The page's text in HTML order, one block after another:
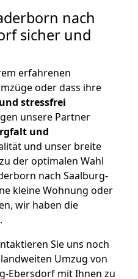
nach
sicher und
erfahrenen
oder dass ihre
stressfrei
unsere Partner
und
und unser breite
der optimalen Wahl
nach Saalburg-
kleine Wohnung oder
wir haben die
Sie uns noch
Umzug von
Ebersdorf mit Ihnen zu